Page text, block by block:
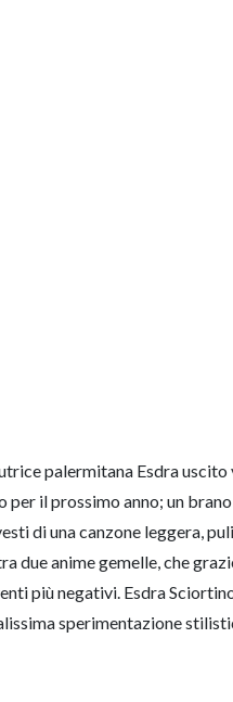
palermitana Esdra
il prossimo anno; un
di una canzone leggera,
due anime gemelle, che
più negativi. Esdra Sciortino
sperimentazione